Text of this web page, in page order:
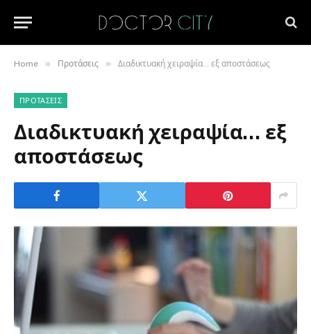
Home » Προτάσεις » Διαδικτυακή χειραψία… εξ αποστάσεως
ΠΡΟΤΆΣΕΙΣ
Διαδικτυακή χειραψία… εξ
αποστάσεως